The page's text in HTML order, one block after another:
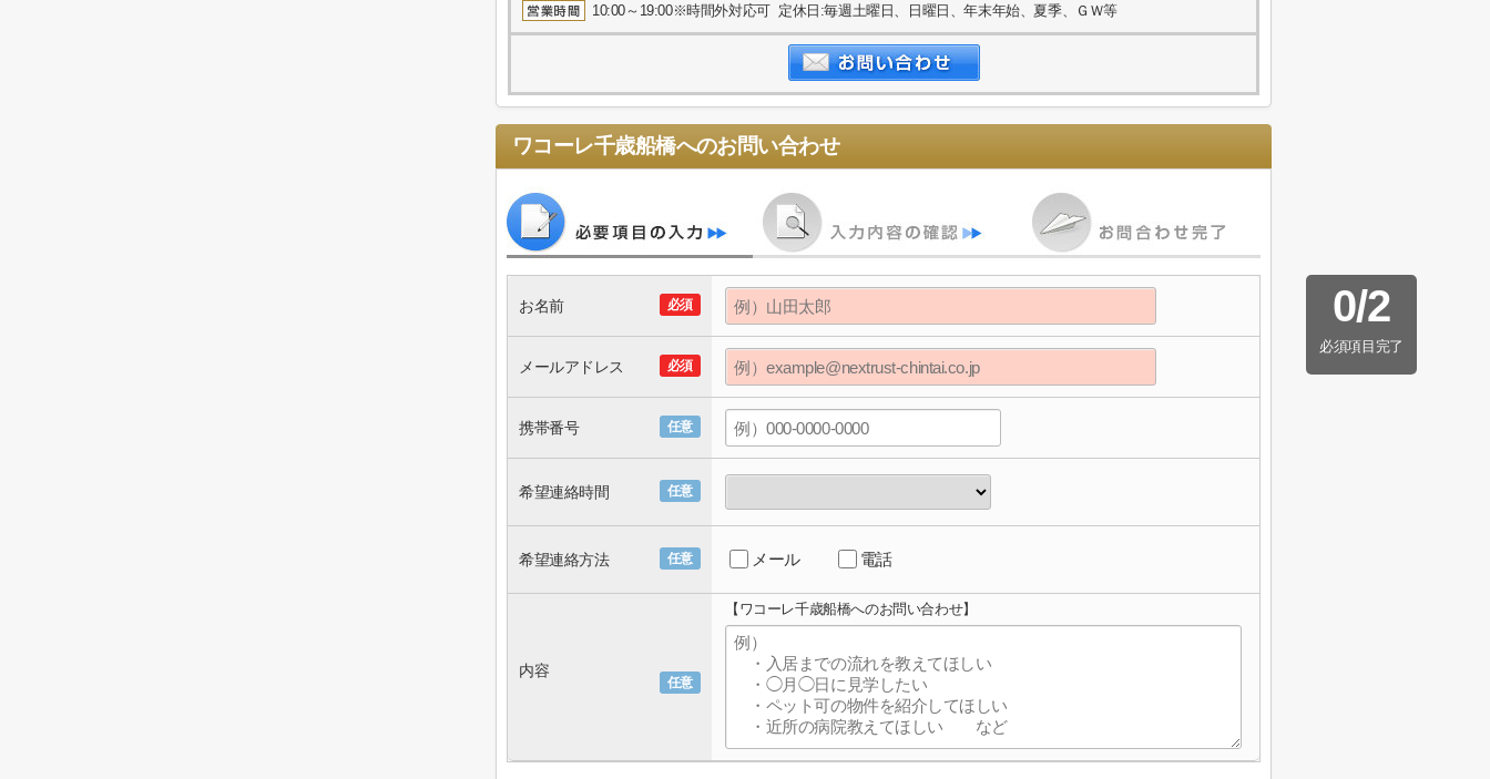
10:00～19:00※時間外対応可 定休日:毎週土曜日、日曜日、年末年始、夏季、ＧＷ等
ワコーレ千歳船橋へのお問い合わせ
0/2
必須項目完了
必須
お名前
必須
メールアドレス
任意
携帯番号
任意
希望連絡時間
任意
希望連絡方法 メール 電話
任意
内容
【ワコーレ千歳船橋へのお問い合わせ】